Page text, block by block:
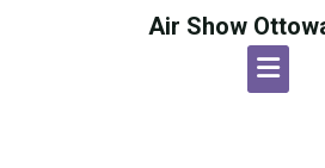
Air Show